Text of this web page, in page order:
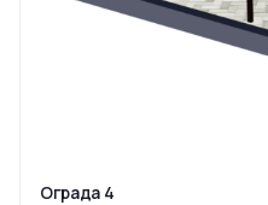
Ограда 4